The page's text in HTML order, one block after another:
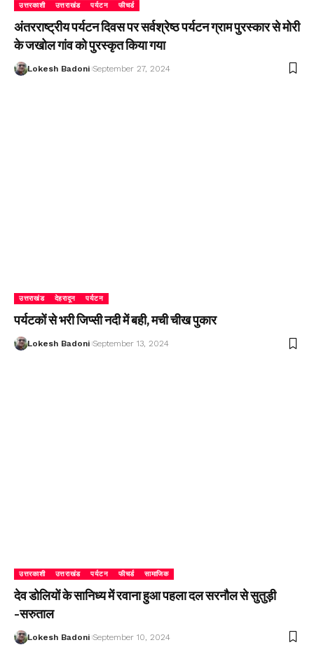
उत्तरकाशी उत्तराखंड पर्यटन फीचर्ड
अंतरराष्ट्रीय पर्यटन दिवस पर सर्वश्रेष्ठ पर्यटन ग्राम पुरस्कार से मोरी
के जखोल गांव को पुरस्कृत किया गया
Lokesh Badoni September 27, 2024
उत्तराखंड देहरादून पर्यटन
पर्यटकों से भरी जिप्सी नदी में बही, मची चीख पुकार
Lokesh Badoni September 13, 2024
उत्तरकाशी उत्तराखंड पर्यटन फीचर्ड सामाजिक
देव डोलियों के सानिध्य में रवाना हुआ पहला दल सरनौल से सुतुड़ी
-सरुताल
Lokesh Badoni September 10, 2024